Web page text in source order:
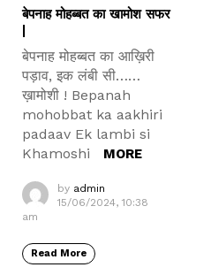
बेपनाह मोहब्बत का खामोश सफर
|
बेपनाह मोहब्बत का आख़िरी
पड़ाव, इक लंबी सी……
ख़ामोशी ! Bepanah
mohobbat ka aakhiri
padaav Ek lambi si
Khamoshi MORE
by admin
15/06/2024, 10:38
am
Read More